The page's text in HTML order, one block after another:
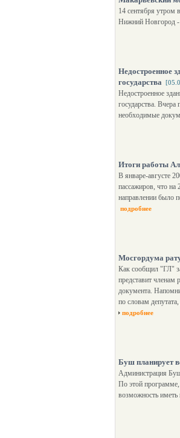
14 сентября утром
Нижний Новгород -
Недостроенное
государства
Недостроенное
государства.
необходимые
Итоги работы
В январе-августе
пассажиров, что на
направлении было
подробнее
Мосгордума
Как сообщил "ГЛ"
представит членам
документа.
по словам
подробнее
Буш планирует
Администрация
По этой программе,
возможность иметь